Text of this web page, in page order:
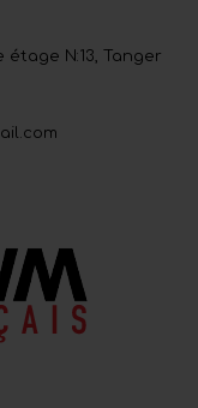
étage N:13, Tanger